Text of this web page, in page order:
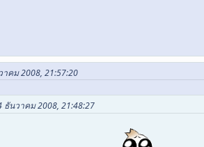
าคม 2008, 21:57:20
ธันวาคม 2008, 21:48:27